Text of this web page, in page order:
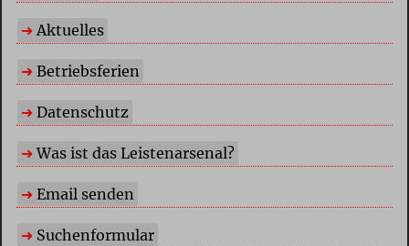
Aktuelles
Betriebsferien
Datenschutz
Was ist das Leistenarsenal?
Email senden
Suchenformular